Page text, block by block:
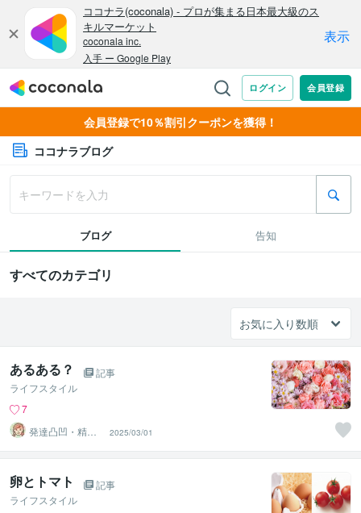
会員登録で10％割引クーポンを獲得！
ココナラブログ
ブログ 告知
すべてのカテゴリ
あるある？
記事
ライフスタイル
7
発達凸凹・精神
専門カウンセラ
ー○haru
2025/03/01
卵とトマト
記事
ライフスタイル